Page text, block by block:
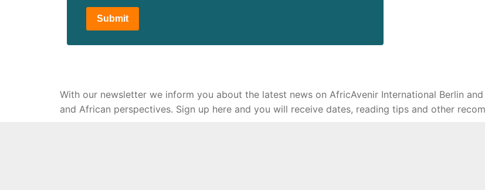
Submit
With our newsletter we inform you about the latest news on AfricAvenir International Berlin
and African perspectives. Sign up here and you will receive dates, reading tips and other